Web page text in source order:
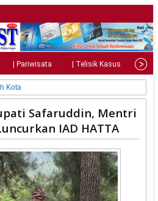
| Pariwisata | Telisik Kasus |
Kota
Safaruddin, Mentri
IAD HATTA